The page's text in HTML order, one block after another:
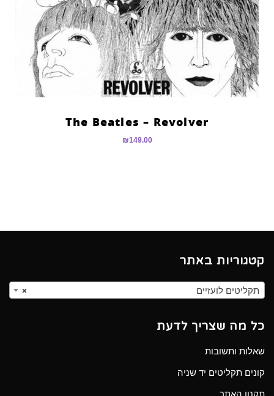
The Beatles – Revolver
₪149.00
קטגוריות באתר
× תקליטים לועזיים
כל מה שצריך לדעת
שאלות ותשובות
קונים תקליטים יד שניה